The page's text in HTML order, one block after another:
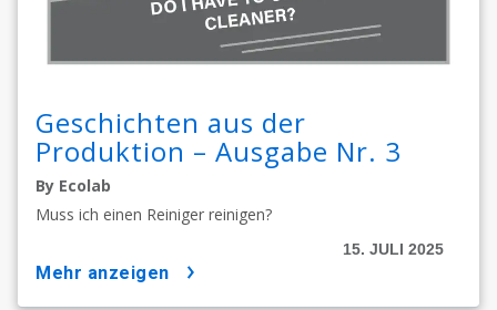
Geschichten aus der
Produktion – Ausgabe Nr. 3
By Ecolab
Muss ich einen Reiniger reinigen?
15. JULI 2025
mehr anzeigen